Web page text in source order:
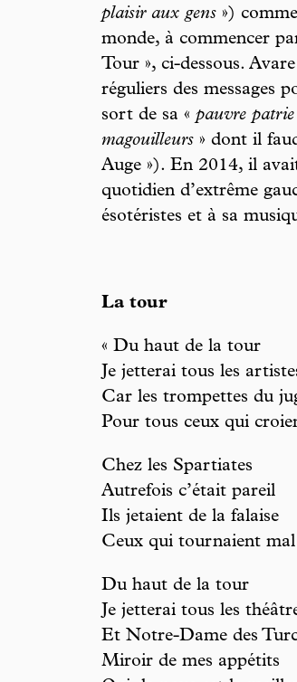
plaisir aux gens »)
monde, à commencer
Tour », ci-dessous.
réguliers des messages
sort de sa « pauvre patrie
magouilleurs » dont il
Auge »). En 2014, il
quotidien d’extrême
ésotéristes et à sa
La tour
« Du haut de la tour
Je jetterai tous les
Car les trompettes du
Pour tous ceux qui
Chez les Spartiates
Autrefois c’était pareil
Ils jetaient de la falaise
Ceux qui tournaient mal
Du haut de la tour
Je jetterai tous les
Et Notre-Dame des
Miroir de mes appétits